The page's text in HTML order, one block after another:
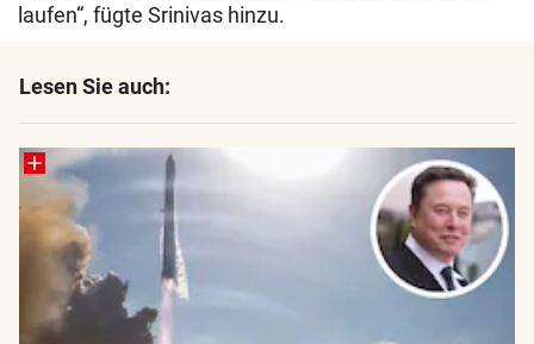
laufen“, fügte Srinivas hinzu.
Lesen Sie auch: